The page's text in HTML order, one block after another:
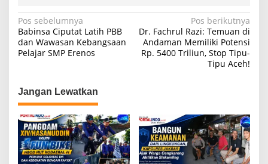
k
N
a
v
g
a
s
i
p
Pos sebelumnya
Babinsa Ciputat Latih PBB
dan Wawasan Kebangsaan
Pelajar SMP Erenos
Pos berikutnya
Dr. Fachrul Razi: Temuan di
Andaman Memiliki Potensi
Rp. 5400 Triliun, Stop Tipu-
Tipu Aceh!
Jangan Lewatkan